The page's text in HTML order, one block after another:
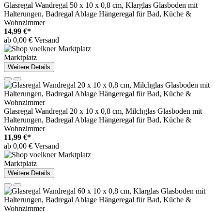
Glasregal Wandregal 50 x 10 x 0,8 cm, Klarglas Glasboden mit
Halterungen, Badregal Ablage Hängeregal für Bad, Küche &
Wohnzimmer
14,99 €*
ab 0,00 € Versand
Marktplatz
Weitere Details
Glasregal Wandregal 20 x 10 x 0,8 cm, Milchglas Glasboden mit
Halterungen, Badregal Ablage Hängeregal für Bad, Küche &
Wohnzimmer
11,99 €*
ab 0,00 € Versand
Marktplatz
Weitere Details